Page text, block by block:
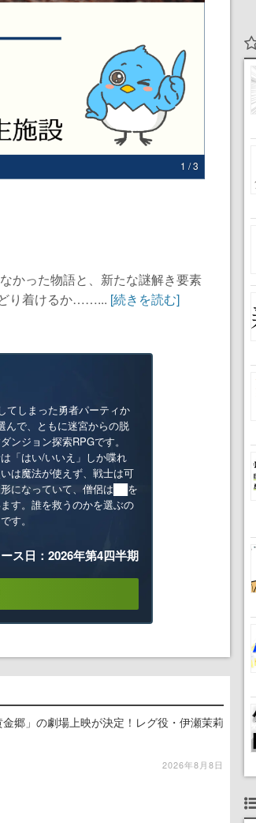
1 / 3
かった物語と、新たな謎解き要素
り着けるか……... [続きを読む]
てしまった勇者パーティか
んで、ともに迷宮からの脱
ンジョン探索RPGです。
「はい/いいえ」しか喋れ
は魔法が使えず、戦士は可
になっていて、僧侶は██を
す。誰を救うのかを選ぶの
す。
ス日：2026年第4四半期
郷」の劇場上映が決定！レグ役・伊瀬茉莉
2026年8月8日